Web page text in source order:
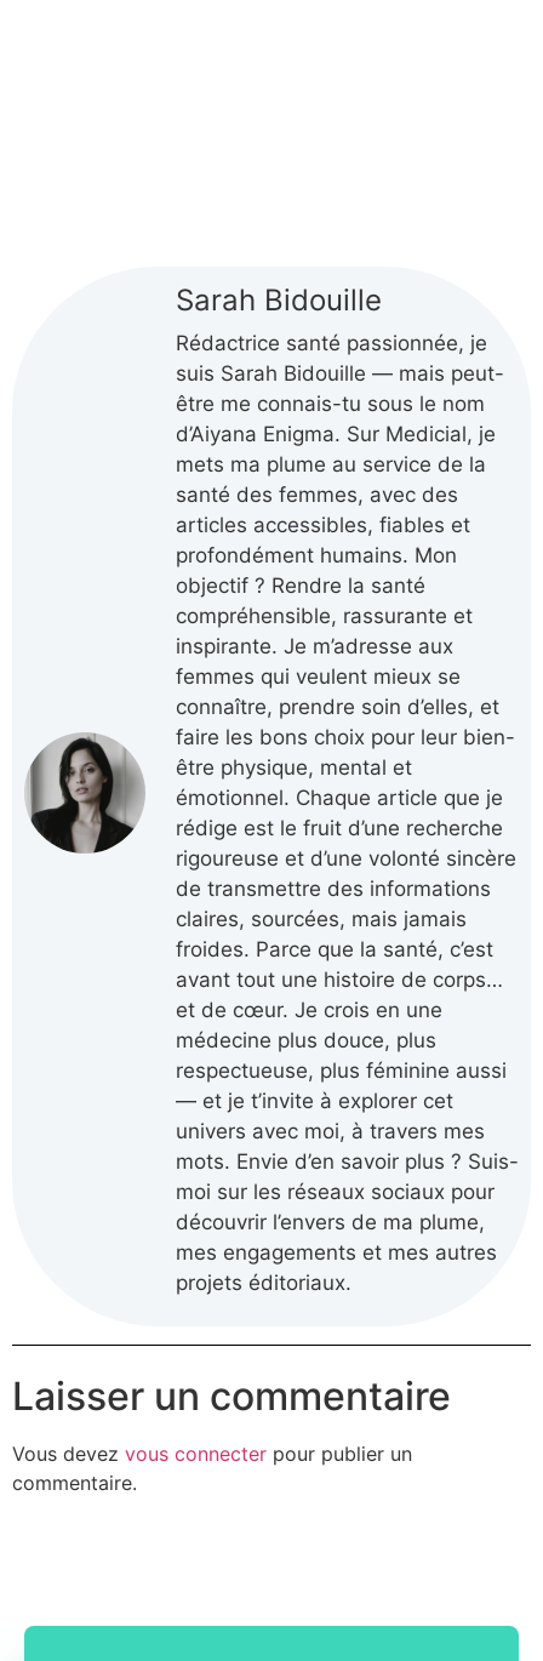
Sarah Bidouille
Rédactrice santé passionnée, je
suis Sarah Bidouille — mais peut-
être me connais-tu sous le nom
d’Aiyana Enigma. Sur Medicial, je
mets ma plume au service de la
santé des femmes, avec des
articles accessibles, fiables et
profondément humains. Mon
objectif ? Rendre la santé
compréhensible, rassurante et
inspirante. Je m’adresse aux
femmes qui veulent mieux se
connaître, prendre soin d’elles, et
faire les bons choix pour leur bien-
être physique, mental et
émotionnel. Chaque article que je
rédige est le fruit d’une recherche
rigoureuse et d’une volonté sincère
de transmettre des informations
claires, sourcées, mais jamais
froides. Parce que la santé, c’est
avant tout une histoire de corps…
et de cœur. Je crois en une
médecine plus douce, plus
respectueuse, plus féminine aussi
— et je t’invite à explorer cet
univers avec moi, à travers mes
mots. Envie d’en savoir plus ? Suis-
moi sur les réseaux sociaux pour
découvrir l’envers de ma plume,
mes engagements et mes autres
projets éditoriaux.
Laisser un commentaire
Vous devez vous connecter pour publier un
commentaire.